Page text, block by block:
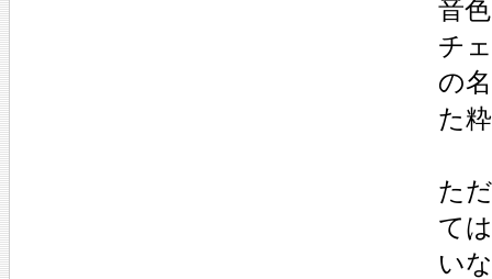
音
チ
の
た
た
て
い